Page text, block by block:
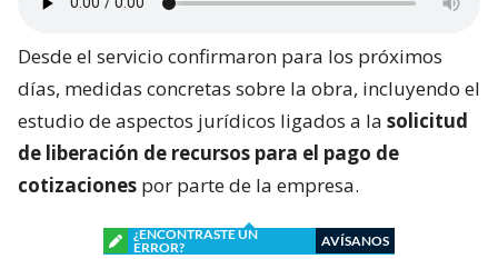
Desde el servicio confirmaron para los próximos
días, medidas concretas sobre la obra, incluyendo el
estudio de aspectos jurídicos ligados a la solicitud
de liberación de recursos para el pago de
cotizaciones por parte de la empresa.
¿ENCONTRASTE UN
ERROR?
AVÍSANOS